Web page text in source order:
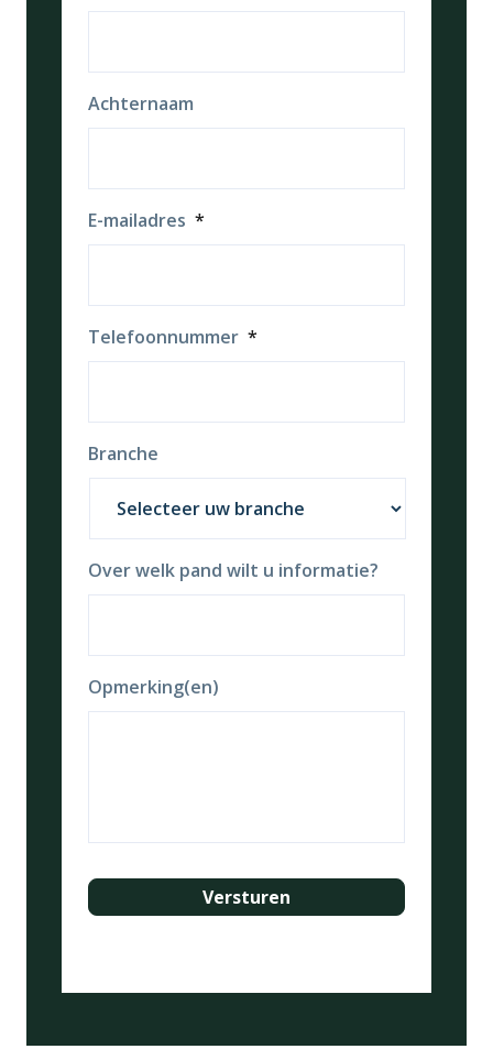
Achternaam
E-mailadres *
Telefoonnummer *
Branche
Over welk pand wilt u informatie?
Opmerking(en)